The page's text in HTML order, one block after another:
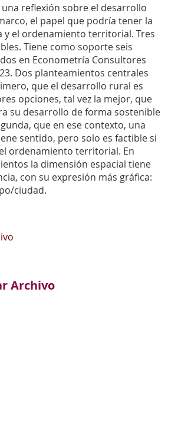
reflexión sobre el desarrollo
el papel que podría tener la
y el ordenamiento territorial. Tres
Tiene como soporte seis
en Econometría Consultores
Dos planteamientos centrales
que el desarrollo rural es
opciones, tal vez la mejor, que
su desarrollo de forma sostenible
que en ese contexto, una
sentido, pero solo es factible si
ordenamiento territorial. En
la dimensión espacial tiene
con su expresión más gráfica:
ciudad.
Archivo